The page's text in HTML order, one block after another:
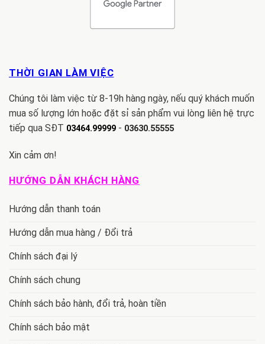
THỜI GIAN LÀM VIỆC
Chúng tôi làm việc từ 8-19h hàng ngày, nếu quý khách muốn
mua số lượng lớn hoặc đặt sỉ sản phẩm vui lòng liên hệ trực
tiếp qua SĐT 03464.99999 - 03630.55555
Xin cảm ơn!
HƯỚNG DẪN KHÁCH HÀNG
Hướng dẫn thanh toán
Hướng dẫn mua hàng / Đổi trả
Chính sách đại lý
Chính sách chung
Chính sách bảo hành, đổi trả, hoàn tiền
Chính sách bảo mật